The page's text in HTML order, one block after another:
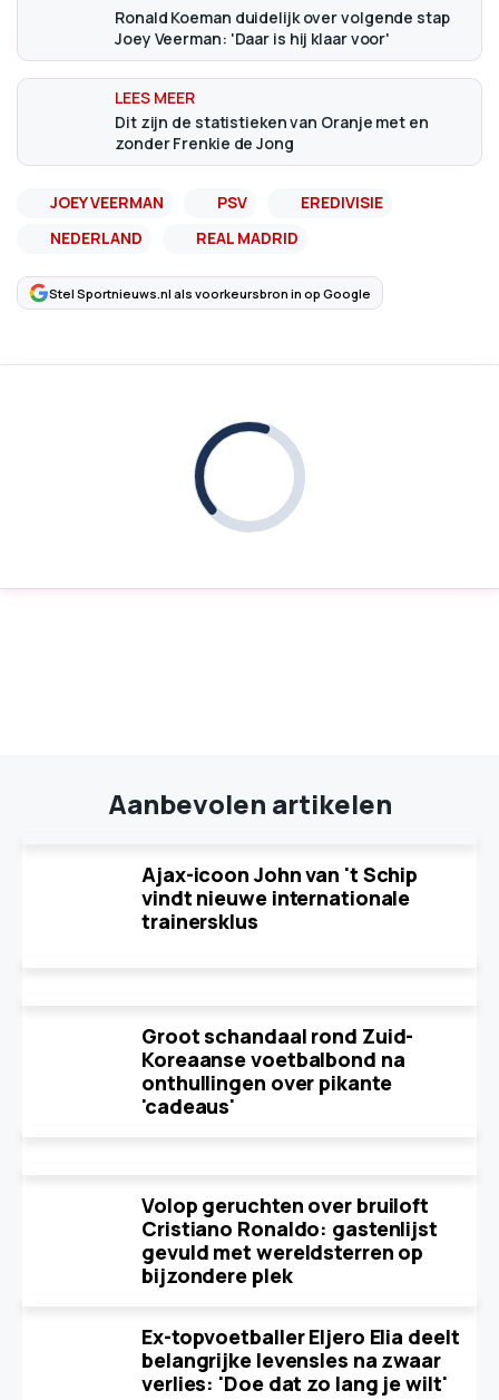
Ronald Koeman duidelijk over volgende stap
Joey Veerman: 'Daar is hij klaar voor'
Dit zijn de statistieken van Oranje met en
zonder Frenkie de Jong
JOEY VEERMAN PSV
EREDIVISIE
NEDERLAND
REAL MADRID
Stel Sportnieuws.nl als voorkeursbron in op Google
Aanbevolen artikelen
Ajax-icoon John van 't Schip
vindt nieuwe internationale
trainersklus
Groot schandaal rond Zuid-
Koreaanse voetbalbond na
onthullingen over pikante
'cadeaus'
Volop geruchten over bruiloft
Cristiano Ronaldo: gastenlijst
gevuld met wereldsterren op
bijzondere plek
Ex-topvoetballer Eljero Elia deelt
belangrijke levensles na zwaar
verlies: 'Doe dat zo lang je wilt'